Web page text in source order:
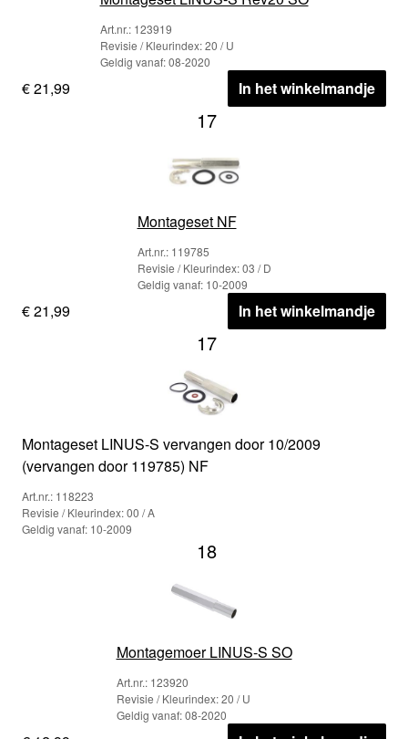
Art.nr.: 123919
Revisie / Kleurindex: 20 / U
Geldig vanaf: 08-2020
€ 21,99 In het winkelmandje
17
Montageset NF
Art.nr.: 119785
Revisie / Kleurindex: 03 / D
Geldig vanaf: 10-2009
€ 21,99 In het winkelmandje
17
Montageset LINUS-S vervangen door 10/2009
(vervangen door 119785) NF
Art.nr.: 118223
Revisie / Kleurindex: 00 / A
Geldig vanaf: 10-2009
18
Montagemoer LINUS-S SO
Art.nr.: 123920
Revisie / Kleurindex: 20 / U
Geldig vanaf: 08-2020